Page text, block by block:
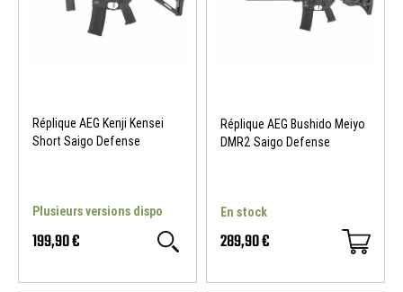
Réplique AEG Kenji Kensei
Short Saigo Defense
Plusieurs versions dispo
199,90 €
Réplique AEG Bushido Meiyo
DMR2 Saigo Defense
En stock
289,90 €